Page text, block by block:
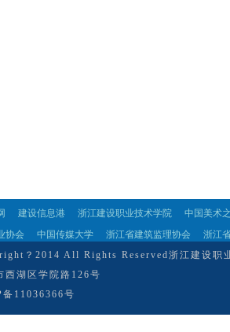
建设信息港 浙江建设职业技术学院
中国美术
协会
中国传媒大学 浙江省建筑监理协会
浙江
？2014 All Rights Reserved浙江建设职
西湖区学院路126号
备11036366号